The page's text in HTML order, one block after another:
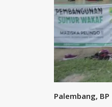
Palembang, BP